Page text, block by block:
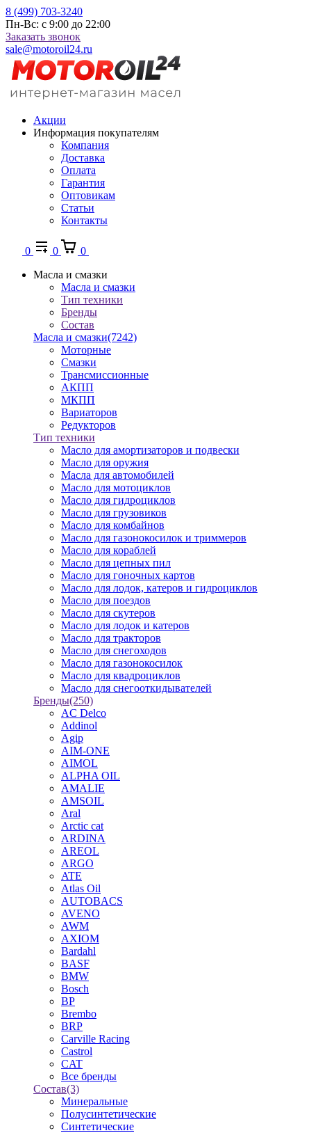
8 (499) 703-3240
Пн-Вс: с 9:00 до 22:00
Заказать звонок
sale@motoroil24.ru
Акции
Информация покупателям
Компания
Доставка
Оплата
Гарантия
Оптовикам
Статьи
Контакты
0 0
0
Масла и смазки
Масла и смазки
Тип техники
Бренды
Состав
Масла и смазки(7242)
Моторные
Смазки
Трансмиссионные
АКПП
МКПП
Вариаторов
Редукторов
Тип техники
Масло для амортизаторов и подвески
Масло для оружия
Масла для автомобилей
Масло для мотоциклов
Масло для гидроциклов
Масло для грузовиков
Масло для комбайнов
Масло для газонокосилок и триммеров
Масло для кораблей
Масло для цепных пил
Масло для гоночных картов
Масло для лодок, катеров и гидроциклов
Масло для поездов
Масло для скутеров
Масло для лодок и катеров
Масло для тракторов
Масло для снегоходов
Масло для газонокосилок
Масло для квадроциклов
Масло для снегооткидывателей
Бренды(250)
AC Delco
Addinol
Agip
AIM-ONE
AIMOL
ALPHA OIL
AMALIE
AMSOIL
Aral
Arctic cat
ARDINA
AREOL
ARGO
ATE
Atlas Oil
AUTOBACS
AVENO
AWM
AXIOM
Bardahl
BASF
BMW
Bosch
BP
Brembo
BRP
Carville Racing
Castrol
CAT
Все бренды
Состав(3)
Минеральные
Полусинтетические
Синтетические